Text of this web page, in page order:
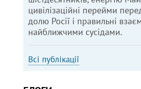
цивілізаційні перейми
долю Росії і правильні
найближчими сусідами.
Всі публікації